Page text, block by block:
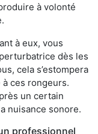
à volonté
à eux, vous
dès les
cela s’estompera
ces rongeurs.
un certain
nuisance sonore.
professionnel